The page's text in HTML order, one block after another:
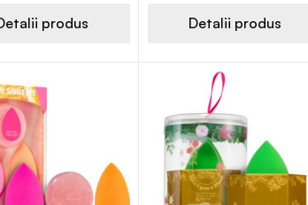
produs Detalii produs